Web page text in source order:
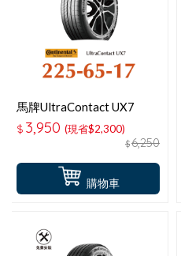
購物車
馬牌UltraContact UX7
225-65-17 耐磨舒適輪胎
$ 3,950 (現省$2,300)
$6,250